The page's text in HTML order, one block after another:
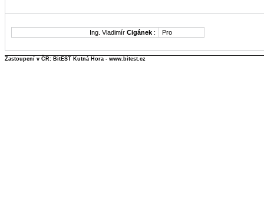
Ing. Vladimír Cigánek : Pro
Zastoupení v ČR: BitEST Kutná Hora - www.bitest.cz